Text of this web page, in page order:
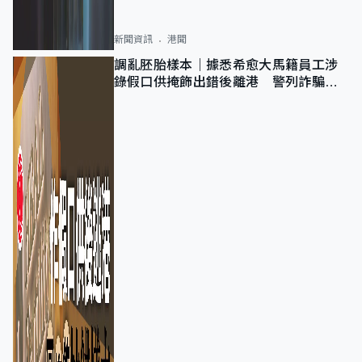
新聞資訊 港聞
調亂胚胎樣本｜據悉希愈大馬籍員工涉
錄假口供掩飾出錯後離港 警列詐騙